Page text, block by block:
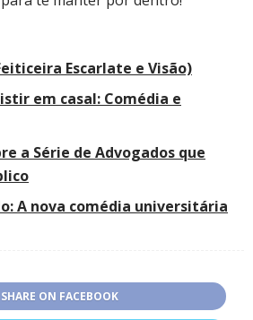
Escarlate e Visão)
em casal: Comédia e
a Série de Advogados que
A nova comédia universitária
SHARE ON FACEBOOK